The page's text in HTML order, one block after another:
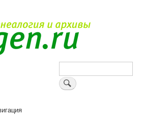
основному
содержанию
Поиск